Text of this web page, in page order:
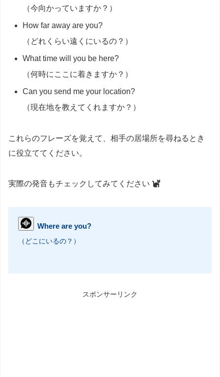
（今向かっていますか？）
How far away are you?
（どれくらい遠くにいるの？）
What time will you be here?
（何時にここに着きますか？）
Can you send me your location?
（現在地を教えてくれますか？）
これらのフレーズを覚えて、相手の居場所を尋ねるとき
に役立ててください。
実際の発音もチェックしてみてください
Where are you?
（どこにいるの？）
スポンサーリンク